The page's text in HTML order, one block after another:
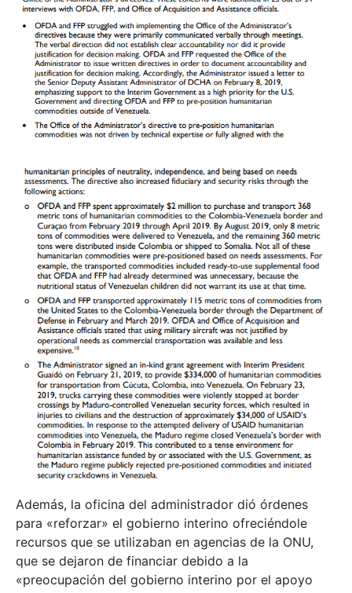
Además, la oficina del administrador dió órdenes
para «reforzar» el gobierno interino ofreciéndole
recursos que se utilizaban en agencias de la ONU,
que se dejaron de financiar debido a la
«preocupación del gobierno interino por el apoyo